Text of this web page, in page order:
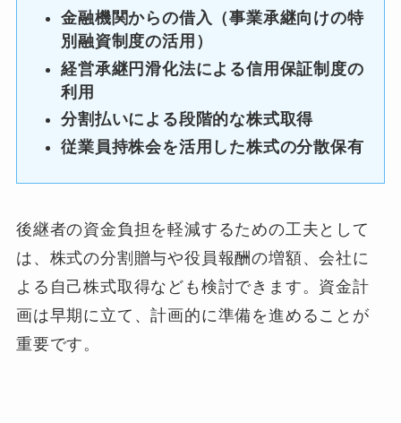
金融機関からの借入（事業承継向けの特
別融資制度の活用）
経営承継円滑化法による信用保証制度の
利用
分割払いによる段階的な株式取得
従業員持株会を活用した株式の分散保有
後継者の資金負担を軽減するための工夫として
は、株式の分割贈与や役員報酬の増額、会社に
よる自己株式取得なども検討できます。資金計
画は早期に立て、計画的に準備を進めることが
重要です。